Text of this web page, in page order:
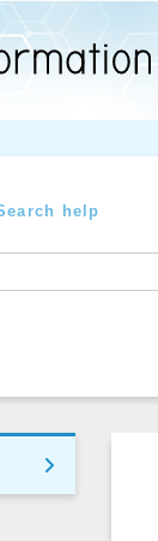
help